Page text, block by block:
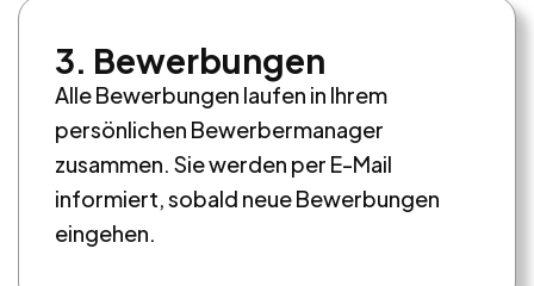
3. Bewerbungen
Alle Bewerbungen laufen in Ihrem
persönlichen Bewerbermanager
zusammen. Sie werden per E-Mail
informiert, sobald neue Bewerbungen
eingehen.